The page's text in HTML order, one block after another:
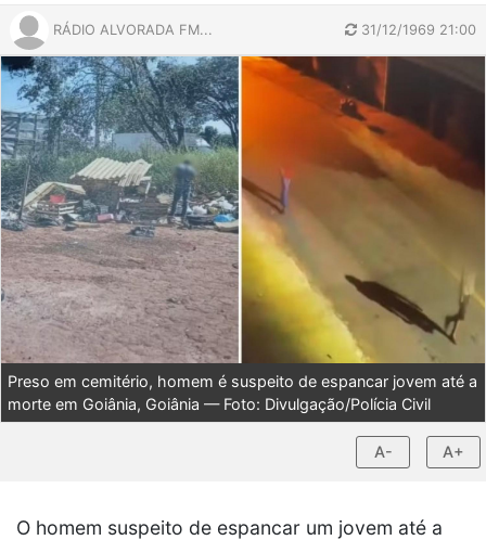
RÁDIO ALVORADA FM... 31/12/1969 21:00
Preso em cemitério, homem é suspeito de espancar jovem até a
morte em Goiânia, Goiânia — Foto: Divulgação/Polícia Civil
A- A+
O homem suspeito de espancar um jovem até a